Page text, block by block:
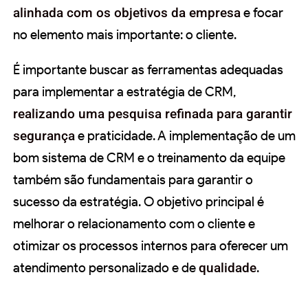
alinhada com os objetivos da empresae focar
no elemento mais importante: o cliente.
É importante buscar as ferramentas adequadas
para implementar a estratégia de CRM,
realizando uma pesquisa refinada para garantir
segurançae praticidade. A implementação de um
bom sistema de CRM e o treinamento da equipe
também são fundamentais para garantir o
sucesso da estratégia. O objetivo principal é
melhorar o relacionamento com o cliente e
otimizar os processos internos para oferecer um
atendimento personalizado e dequalidade.